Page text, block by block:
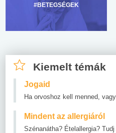
#BETEGSÉGEK
Kiemelt témák
Jogaid
Ha orvoshoz kell menned,
Mindent az allergiáról
Szénanátha? Ételallergia?